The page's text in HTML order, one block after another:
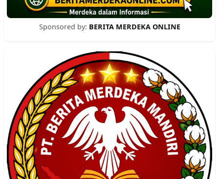
Sponsored by: BERITA MERDEKA ONLINE